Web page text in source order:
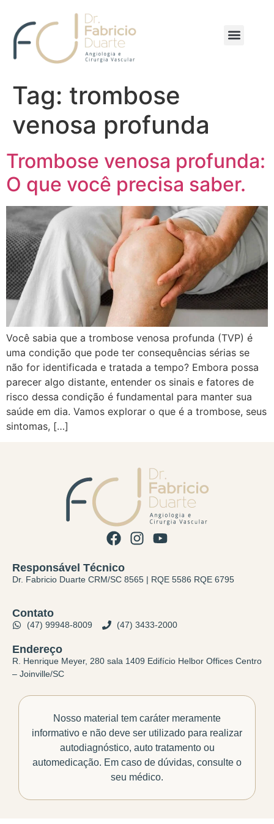
Tag: trombose
venosa profunda
Trombose venosa profunda:
O que você precisa saber.
Você sabia que a trombose venosa profunda (TVP) é
uma condição que pode ter consequências sérias se
não for identificada e tratada a tempo? Embora possa
parecer algo distante, entender os sinais e fatores de
risco dessa condição é fundamental para manter sua
saúde em dia. Vamos explorar o que é a trombose, seus
sintomas, […]
Responsável Técnico
Dr. Fabricio Duarte CRM/SC 8565 | RQE 5586 RQE 6795
Contato
(47) 99948-8009 (47) 3433-2000
Endereço
R. Henrique Meyer, 280 sala 1409 Edifício Helbor Offices Centro
– Joinville/SC
Nosso material tem caráter meramente
informativo e não deve ser utilizado para realizar
autodiagnóstico, auto tratamento ou
automedicação. Em caso de dúvidas, consulte o
seu médico.